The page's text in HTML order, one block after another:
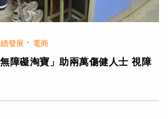
發展 · 電商
無障礙淘寶」助兩萬傷健人士 視障